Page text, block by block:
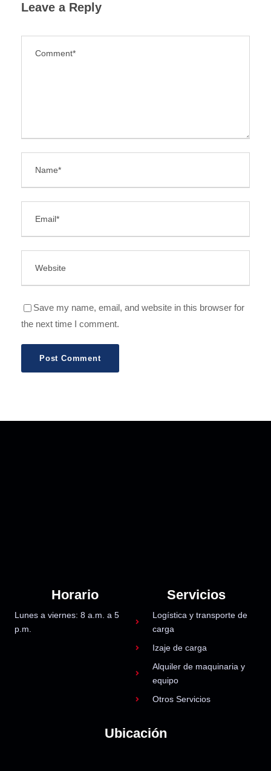
Leave a Reply
Save my name, email, and website in this browser for
the next time I comment.
Horario
Lunes a viernes: 8 a.m. a 5
p.m.
Servicios
Logística y transporte de
carga
Izaje de carga
Alquiler de maquinaria y
equipo
Otros Servicios
Ubicación